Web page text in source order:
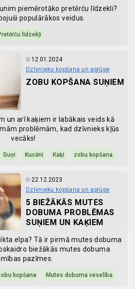
piemērotāko pretērču līdzekli?
populārākos veidus.
līdzekļi
12.01.2024
Dzīvnieku kopšana un aprūpe
ZOBU KOPŠANA SUŅIEM
un arī kaķiem ir labākais veids kā
problēmām, kad dzīvnieks kļūs
vecāks!
Suņi Kucēni Kaķi zobu kopšana
22.12.2023
Dzīvnieku kopšana un aprūpe
5 BIEŽĀKĀS MUTES
DOBUMA PROBLĒMAS
SUŅIEM UN KAĶIEM
elpa? Tā ir pirmā mutes dobuma
biežākās mutes dobuma
pazīmes.
kopšana Mutes dobuma veselība